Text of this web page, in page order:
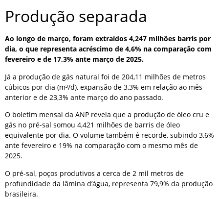
Produção separada
Ao longo de março, foram extraídos 4,247 milhões barris por
dia, o que representa acréscimo de 4,6% na comparação com
fevereiro e de 17,3% ante março de 2025.
Já a produção de gás natural foi de 204,11 milhões de metros
cúbicos por dia (m³/d), expansão de 3,3% em relação ao mês
anterior e de 23,3% ante março do ano passado.
O boletim mensal da ANP revela que a produção de óleo cru e
gás no pré-sal somou 4,421 milhões de barris de óleo
equivalente por dia. O volume também é recorde, subindo 3,6%
ante fevereiro e 19% na comparação com o mesmo mês de
2025.
O pré-sal, poços produtivos a cerca de 2 mil metros de
profundidade da lâmina d’água, representa 79,9% da produção
brasileira.